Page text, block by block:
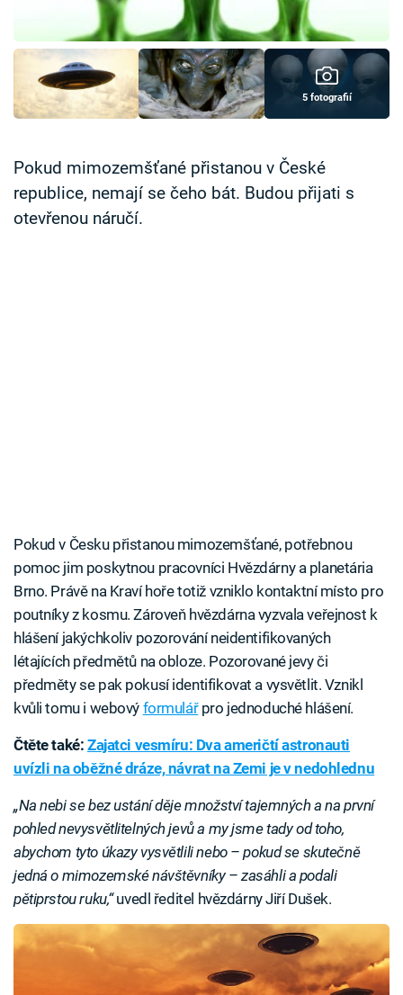
Sledujte prima+
Přihlášení
Sledujte nás
5 fotografií
Pokud mimozemšťané přistanou v České
republice, nemají se čeho bát. Budou přijati s
otevřenou náručí.
Pokud v Česku přistanou mimozemšťané, potřebnou
pomoc jim poskytnou pracovníci Hvězdárny a planetária
Brno. Právě na Kraví hoře totiž vzniklo kontaktní místo pro
poutníky z kosmu. Zároveň hvězdárna vyzvala veřejnost k
hlášení jakýchkoliv pozorování neidentifikovaných
létajících předmětů na obloze. Pozorované jevy či
předměty se pak pokusí identifikovat a vysvětlit. Vznikl
kvůli tomu i webový formulářpro jednoduché hlášení.
Čtěte také: Zajatci vesmíru: Dva američtí astronauti
uvízli na oběžné dráze, návrat na Zemi je v nedohlednu
„Na nebi se bez ustání děje množství tajemných a na první
pohled nevysvětlitelných jevů a my jsme tady od toho,
abychom tyto úkazy vysvětlili nebo – pokud se skutečně
jedná o mimozemské návštěvníky – zasáhli a podali
pětiprstou ruku,“uvedl ředitel hvězdárny Jiří Dušek.